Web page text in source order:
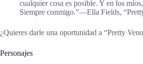
cualquier cosa es posible. Y en los
Siempre conmigo.”―Ella Fields,
¿Quieres darle una oportunidad a “Pretty
Personajes